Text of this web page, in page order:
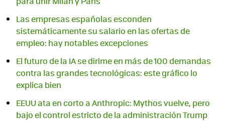
Las empresas españolas esconden
sistemáticamente su salario en las ofertas de
empleo: hay notables excepciones
El futuro de la IA se dirime en más de 100 demandas
contra las grandes tecnológicas: este gráfico lo
explica bien
EEUU ata en corto a Anthropic: Mythos vuelve, pero
bajo el control estricto de la administración Trump